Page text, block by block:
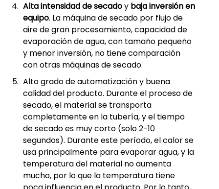
Alta intensidad de secadoy baja inversión en
equipo. La máquina de secado por flujo de
aire de gran procesamiento, capacidad de
evaporación de agua, con tamaño pequeño
y menor inversión, no tiene comparación
con otras máquinas de secado.
Alto grado de automatización y buena
calidad del producto. Durante el proceso de
secado, el material se transporta
completamente en la tubería, y el tiempo
de secado es muy corto (solo 2-10
segundos). Durante este período, el calor se
usa principalmente para evaporar agua, y la
temperatura del material no aumenta
mucho, por lo que la temperatura tiene